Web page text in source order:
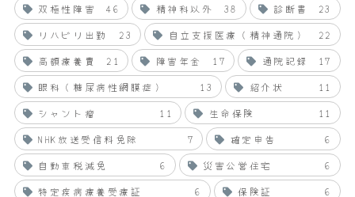
双極性障害
46 精神科以外 38 診断書
23
リハビリ出勤
23 自立支援医療（精神通院）
22
高額療養費
21 障害年金 17 通院記録
17
眼科（糖尿病性網膜症）
13 紹介状
11
シャント瘤
11 生命保険
11
NHK放送受信料免除
7 確定申告
6
自動車税減免
6 災害公営住宅
6
特定疾病療養受療証
6 保険証
6